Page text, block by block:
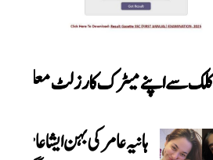
سے اپنے میٹرک کا رزلٹ معلوم کریں
ہانیہ عامر کی بہن ایشا عامر کی